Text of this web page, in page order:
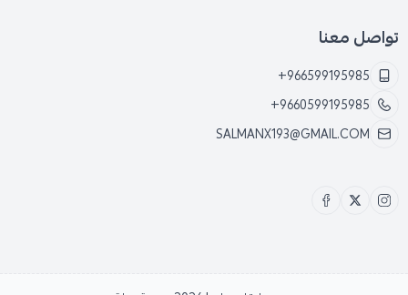
تواصل معنا
+966599195985
+9660599195985
SALMANX193@GMAIL.COM